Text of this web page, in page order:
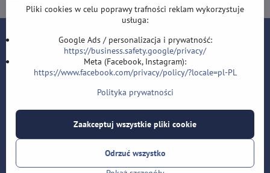
Kontakt
Lotki-sklep.pl
Roman Šostek
T: +420 553 038 721
E:i
Pliki cookies w celu poprawy trafności reklam wykorzystuje
usługa:
Google Ads / personalizacja i prywatność:
https://business.safety.google/privacy/
Meta (Facebook, Instagram):
https://www.facebook.com/privacy/policy/?locale=pl-PL
Polityka prywatności
Zaakceptuj wszystkie pliki cookie
Odrzuć wszystko